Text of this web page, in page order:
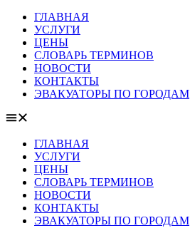
ГЛАВНАЯ
УСЛУГИ
ЦЕНЫ
СЛОВАРЬ ТЕРМИНОВ
НОВОСТИ
КОНТАКТЫ
ЭВАКУАТОРЫ ПО ГОРОДАМ
ГЛАВНАЯ
УСЛУГИ
ЦЕНЫ
СЛОВАРЬ ТЕРМИНОВ
НОВОСТИ
КОНТАКТЫ
ЭВАКУАТОРЫ ПО ГОРОДАМ